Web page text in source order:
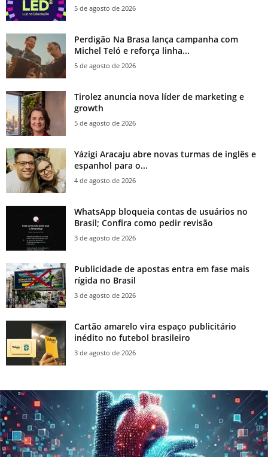
5 de agosto de 2026
Perdigão Na Brasa lança campanha com
Michel Teló e reforça linha...
5 de agosto de 2026
Tirolez anuncia nova líder de marketing e
growth
5 de agosto de 2026
Yázigi Aracaju abre novas turmas de inglês e
espanhol para o...
4 de agosto de 2026
WhatsApp bloqueia contas de usuários no
Brasil; Confira como pedir revisão
3 de agosto de 2026
Publicidade de apostas entra em fase mais
rígida no Brasil
3 de agosto de 2026
Cartão amarelo vira espaço publicitário
inédito no futebol brasileiro
3 de agosto de 2026